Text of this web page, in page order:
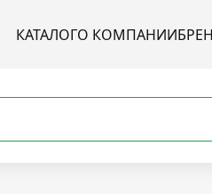
КАТАЛОГО КОМПАНИИ